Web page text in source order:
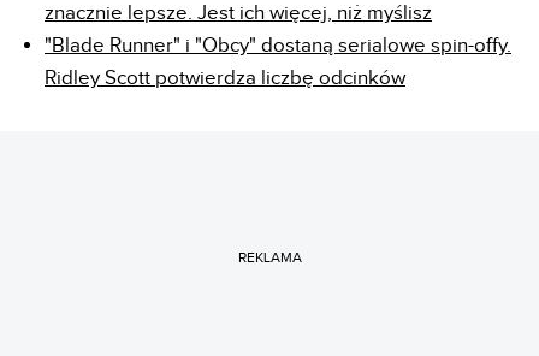
znacznie lepsze. Jest ich więcej, niż myślisz
"Blade Runner" i "Obcy" dostaną serialowe spin-offy.
Ridley Scott potwierdza liczbę odcinków
REKLAMA